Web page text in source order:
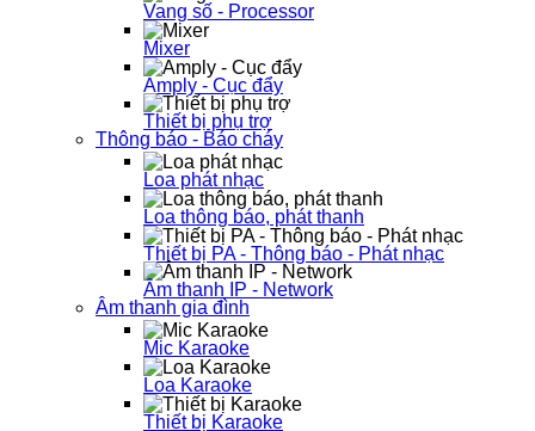
Vang số - Processor
Mixer
Amply - Cục đẩy
Thiết bị phụ trợ
Thông báo - Báo cháy
Loa phát nhạc
Loa thông báo, phát thanh
Thiết bị PA - Thông báo - Phát nhạc
Âm thanh IP - Network
Âm thanh gia đình
Mic Karaoke
Loa Karaoke
Thiết bị Karaoke